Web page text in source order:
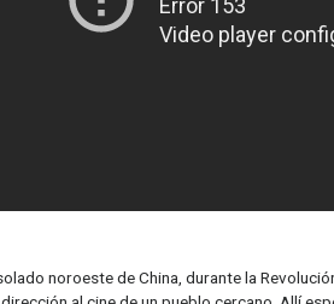
noroeste de China, durante la